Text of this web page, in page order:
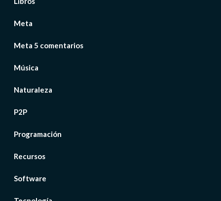
Meta
Meta 5 comentarios
Música
Naturaleza
P2P
Programación
Recursos
Software